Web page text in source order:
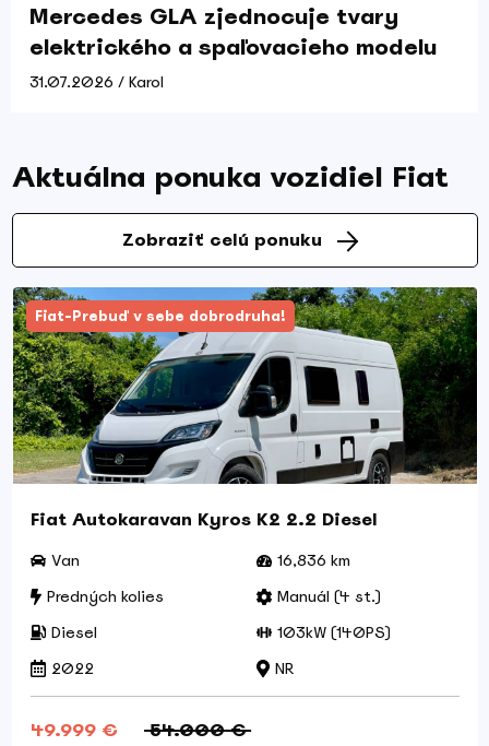
Mercedes GLA zjednocuje tvary
elektrického a spaľovacieho modelu
31.07.2026 / Karol
Aktuálna ponuka vozidiel Fiat
Zobraziť celú ponuku
Fiat-Prebuď v sebe dobrodruha!
Fiat Autokaravan Kyros K2 2.2 Diesel
Van
16,836 km
Predných kolies
Manuál (4 st.)
Diesel
103kW (140PS)
2022
NR
49.999 € 54.000 €